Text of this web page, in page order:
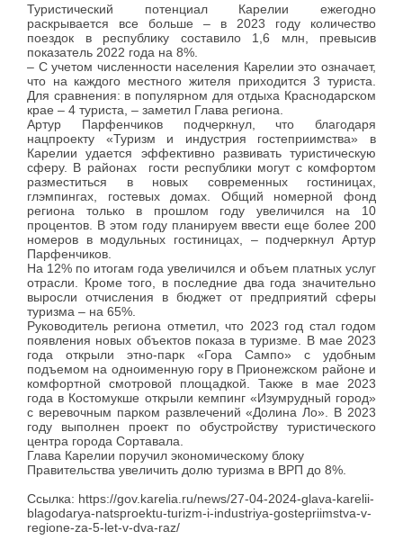
Туристический потенциал Карелии ежегодно
раскрывается все больше – в 2023 году количество
поездок в республику составило 1,6 млн, превысив
показатель 2022 года на 8%.
– С учетом численности населения Карелии это означает,
что на каждого местного жителя приходится 3 туриста.
Для сравнения: в популярном для отдыха Краснодарском
крае – 4 туриста, – заметил Глава региона.
Артур Парфенчиков подчеркнул, что благодаря
нацпроекту «Туризм и индустрия гостеприимства» в
Карелии удается эффективно развивать туристическую
сферу. В районах гости республики могут с комфортом
разместиться в новых современных гостиницах,
глэмпингах, гостевых домах. Общий номерной фонд
региона только в прошлом году увеличился на 10
процентов. В этом году планируем ввести еще более 200
номеров в модульных гостиницах, – подчеркнул Артур
Парфенчиков.
На 12% по итогам года увеличился и объем платных услуг
отрасли. Кроме того, в последние два года значительно
выросли отчисления в бюджет от предприятий сферы
туризма – на 65%.
Руководитель региона отметил, что 2023 год стал годом
появления новых объектов показа в туризме. В мае 2023
года открыли этно-парк «Гора Сампо» с удобным
подъемом на одноименную гору в Прионежском районе и
комфортной смотровой площадкой. Также в мае 2023
года в Костомукше открыли кемпинг «Изумрудный город»
с веревочным парком развлечений «Долина Ло». В 2023
году выполнен проект по обустройству туристического
центра города Сортавала.
Глава Карелии поручил экономическому блоку
Правительства увеличить долю туризма в ВРП до 8%.
Ссылка: https://gov.karelia.ru/news/27-04-2024-glava-karelii-
blagodarya-natsproektu-turizm-i-industriya-gostepriimstva-v-
regione-za-5-let-v-dva-raz/